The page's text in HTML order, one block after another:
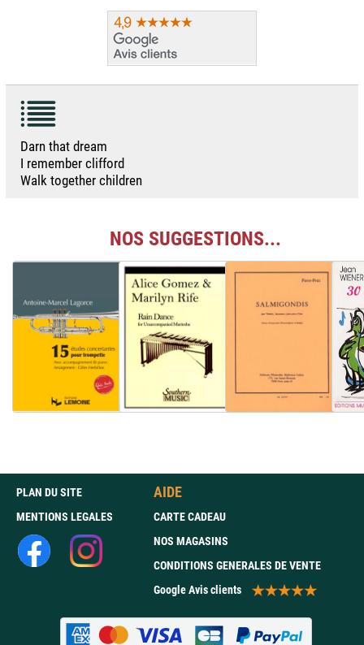
Darn that dream
I remember clifford
Walk together children
NOS SUGGESTIONS...
PLAN DU SITE
MENTIONS LEGALES
AIDE
CARTE CADEAU
NOS MAGASINS
CONDITIONS GENERALES DE VENTE
Google Avis clients